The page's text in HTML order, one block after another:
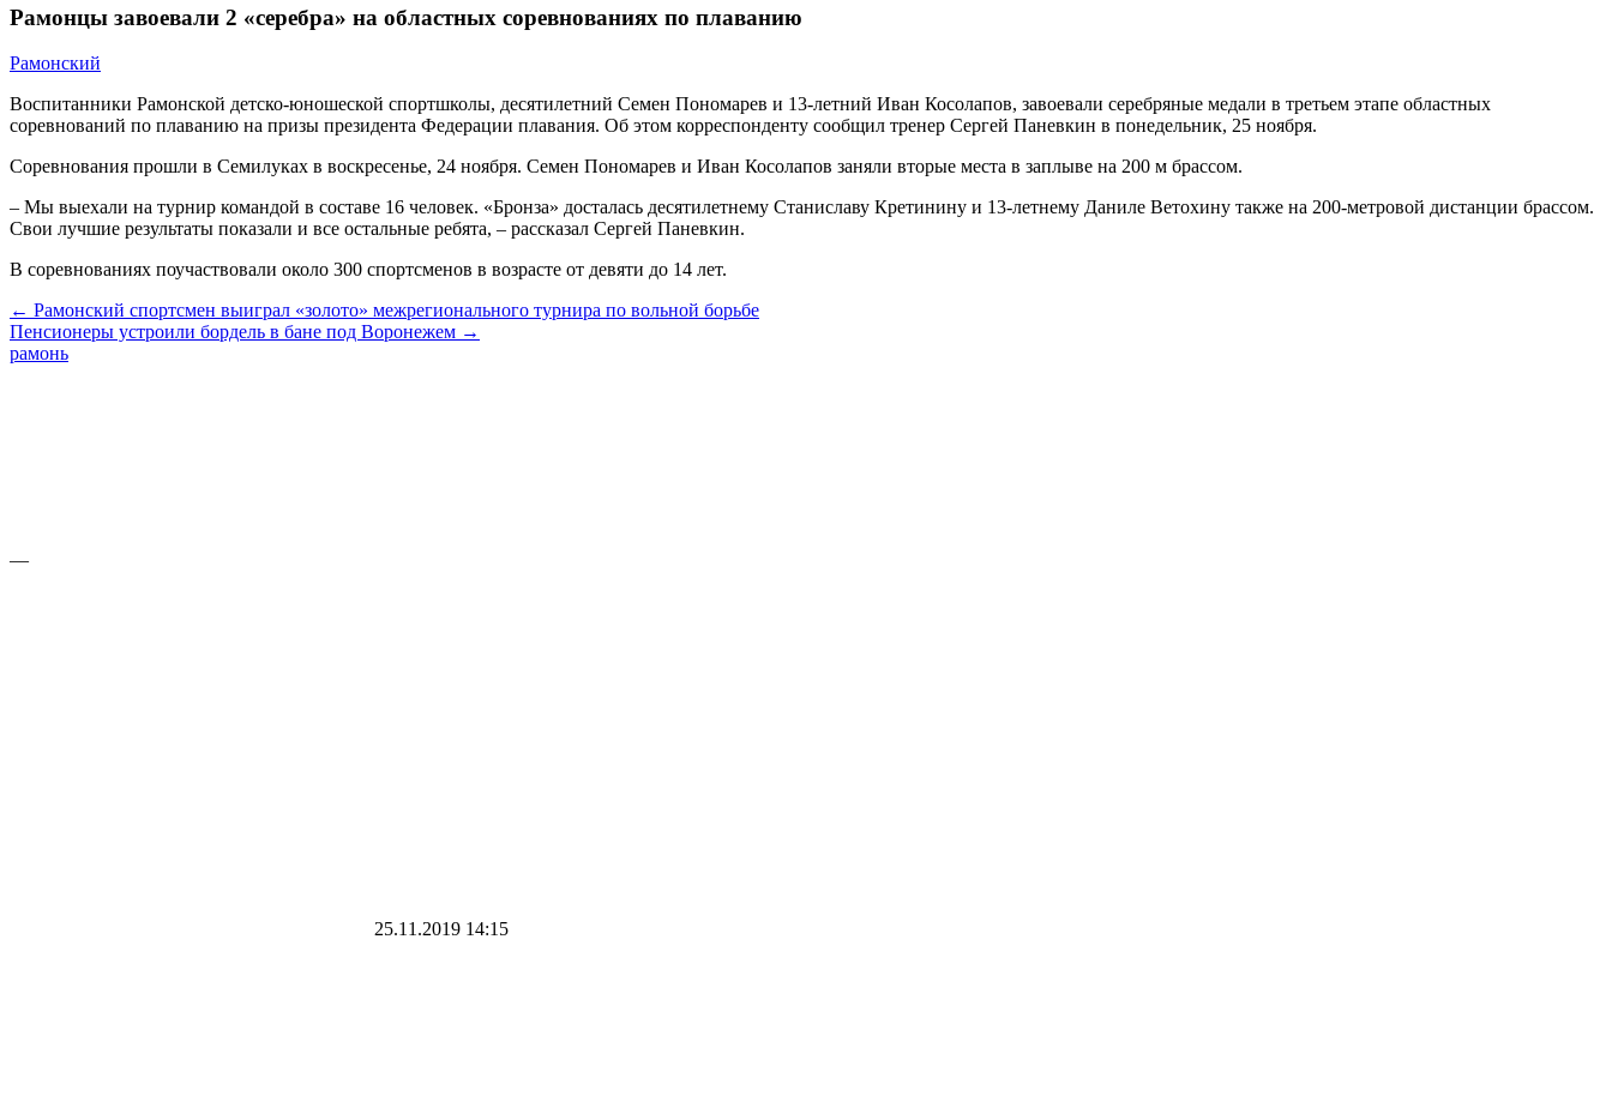
Рамонцы завоевали 2 «серебра» на областных соревнованиях по плаванию
Рамонский
Воспитанники Рамонской детско-юношеской спортшколы, десятилетний Семен Пономарев и 13-летний Иван Косолапов, завоевали серебряные медали в третьем этапе областных
соревнований по плаванию на призы президента Федерации плавания. Об этом корреспонденту сообщил тренер Сергей Паневкин в понедельник, 25 ноября.
Соревнования прошли в Семилуках в воскресенье, 24 ноября. Семен Пономарев и Иван Косолапов заняли вторые места в заплыве на 200 м брассом.
– Мы выехали на турнир командой в составе 16 человек. «Бронза» досталась десятилетнему Станиславу Кретинину и 13-летнему Даниле Ветохину также на 200-метровой дистанции брассом.
Свои лучшие результаты показали и все остальные ребята, – рассказал Сергей Паневкин.
В соревнованиях поучаствовали около 300 спортсменов в возрасте от девяти до 14 лет.
← Рамонский спортсмен выиграл «золото» межрегионального турнира по вольной борьбе
Пенсионеры устроили бордель в бане под Воронежем →
рамонь
—
25.11.2019 14:15